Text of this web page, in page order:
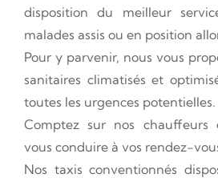
disposition du meilleur
malades assis ou en position
Pour y parvenir, nous vous
sanitaires climatisés et
toutes les urgences potentielles.
Comptez sur nos chauffeurs
vous conduire à vos rendez-
Nos taxis conventionnés